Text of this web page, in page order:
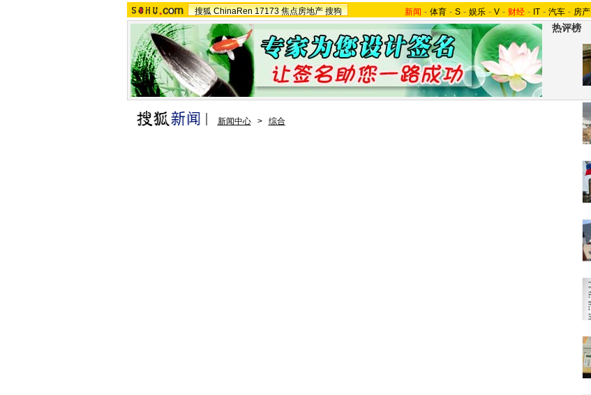
搜狐 ChinaRen 17173 焦点房地产 搜狗 新闻 - 体育 - S - 娱乐 - V - 财经 - IT - 汽车 - 房产
热评榜
新闻中心 > 综合